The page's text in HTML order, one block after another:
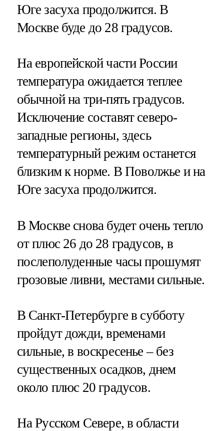
Юге засуха продолжится. В
Москве буде до 28 градусов.
На европейской части России
температура ожидается теплее
обычной на три-пять градусов.
Исключение составят северо-
западные регионы, здесь
температурный режим останется
близким к норме. В Поволжье и на
Юге засуха продолжится.
В Москве снова будет очень тепло
от плюс 26 до 28 градусов, в
послеполуденные часы прошумят
грозовые ливни, местами сильные.
В Санкт-Петербурге в субботу
пройдут дожди, временами
сильные, в воскресенье – без
существенных осадков, днем
около плюс 20 градусов.
На Русском Севере, в области